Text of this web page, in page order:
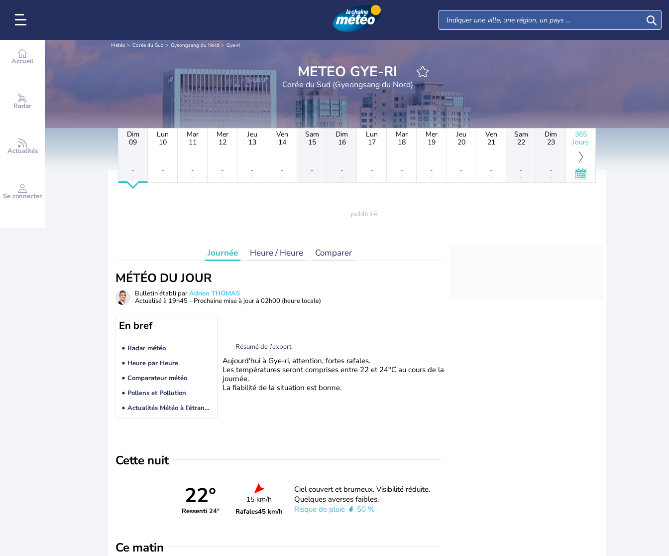
Accueil
Radar
Actualités
Se connecter
Météo Corée du Sud Gyeongsang du Nord Gye-ri
METEO GYE-RI
Corée du Sud (Gyeongsang du Nord)
Dim
09
-
-
Lun
10
-
-
Mar
11
-
-
Mer
12
-
-
Jeu
13
-
-
Ven
14
-
-
Sam
15
-
-
Dim
16
-
-
Lun
17
-
-
Mar
18
-
-
Mer
19
-
-
Jeu
20
-
-
Ven
21
-
-
Sam
22
-
-
Dim
23
-
-
365
Jours
Journée Heure / Heure Comparer
MÉTÉO DU JOUR
Bulletin établi parAdrien THOMAS
Actualisé à 19h45 - Prochaine mise à jour à 02h00 (heure locale)
En bref
Radar météo
Heure par Heure
Comparateur météo
Pollens et Pollution
Actualités Météo à l'étranger
Résumé de l’expert
Aujourd'hui à Gye-ri, attention, fortes rafales.
Les températures seront comprises entre 22 et 24°C au cours de la
journée.
La fiabilité de la situation est bonne.
Cette nuit
22°
Ressenti 24°
15 km/h
Rafales45 km/h
Ciel couvert et brumeux. Visibilité réduite.
Quelques averses faibles.
Risque de pluie
50 %
Ce matin